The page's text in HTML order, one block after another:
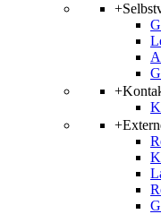
+
+
+